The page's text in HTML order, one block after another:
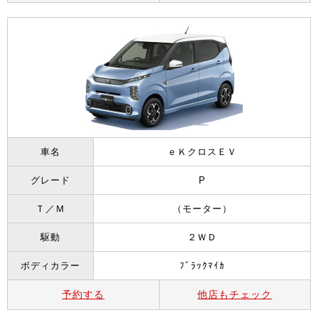
車名 ｅＫクロスＥＶ
グレード P
Ｔ／Ｍ （モーター）
駆動 ２ＷＤ
ボディカラー ﾌﾞﾗｯｸﾏｲｶ
予約する 他店もチェック